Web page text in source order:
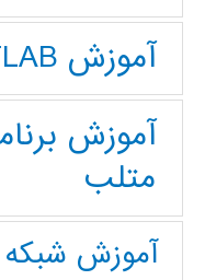
آموزش MATLAB
آموزش
متلب
آموزش